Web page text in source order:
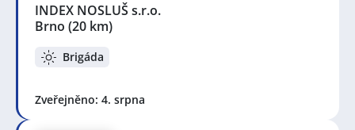
INDEX NOSLUŠ s.r.o.
Brno (20 km)
Brigáda
Zveřejněno: 4. srpna